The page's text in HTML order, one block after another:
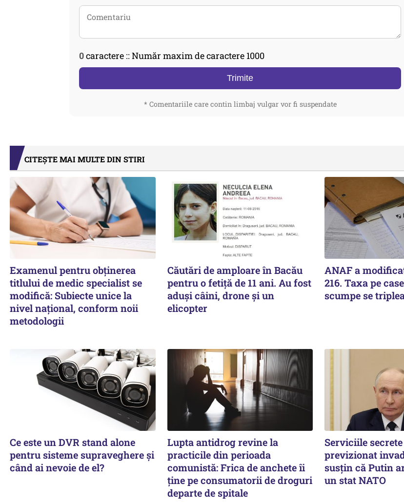
0caractere :: Număr maxim de caractere 1000
Trimite
* Comentariile care contin limbaj vulgar vor fi suspendate
CITEȘTE MAI MULTE DIN STIRI
Examenul pentru obținerea
titlului de medic specialist se
modifică: Subiecte unice la
nivel național, conform noii
metodologii
Căutări de amploare în Bacău
pentru o fetiță de 11 ani. Au fost
aduși câini, drone și un
elicopter
ANAF a
216. Taxa pe
scumpe se
Ce este un DVR stand alone
pentru sisteme supraveghere și
când ai nevoie de el?
Lupta antidrog revine la
practicile din perioada
comunistă: Frica de anchete îi
ține pe consumatorii de droguri
departe de spitale
Serviciile
previzionat
susțin că Putin
un stat NATO